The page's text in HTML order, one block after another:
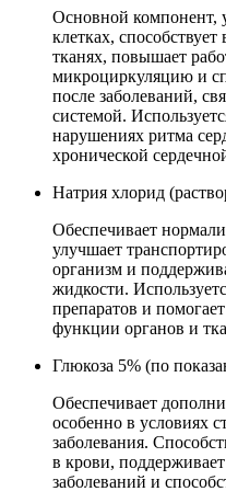
Основной компонент,
клетках,
тканях, повышает
микроциркуляцию и
после заболеваний,
системой.
нарушениях ритма
хронической
Натрия хлорид
Обеспечивает
улучшает
организм и
жидкости.
препаратов и
функции органов и
Глюкоза 5% (по
Обеспечивает
особенно в условиях
заболевания.
в крови,
заболеваний и